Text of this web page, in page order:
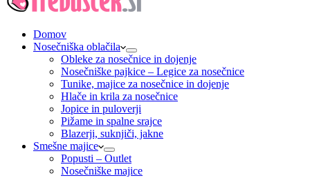
Domov
Nosečniška oblačila
Obleke za nosečnice in dojenje
Nosečniške pajkice – Legice za nosečnice
Tunike, majice za nosečnice in dojenje
Hlače in krila za nosečnice
Jopice in puloverji
Pižame in spalne srajce
Blazerji, suknjiči, jakne
Smešne majice
Popusti – Outlet
Nosečniške majice